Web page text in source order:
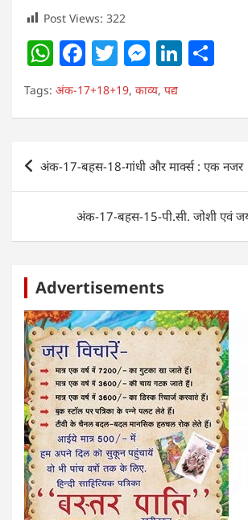
Post Views: 322
W
h
at
s
A
p
F
a
c
e
b
o
o
k
T
w
itt
er
M
e
ss
e
n
g
er
Li
e
dI
n
e
Tags: अंक-17+18+19, काव्य, पद्य
Post
navigation
अंक-17-बहस-18-गांधी और मार्क्स : एक नजर
अंक-17-बहस-15-पी.सी. जोशी एवं जय
Advertisements